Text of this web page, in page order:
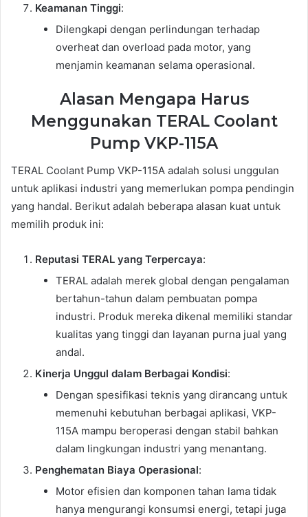
Keamanan Tinggi:
Dilengkapi dengan perlindungan terhadap
overheat dan overload pada motor, yang
menjamin keamanan selama operasional.
Alasan Mengapa Harus
Menggunakan TERAL Coolant
Pump VKP-115A
TERAL Coolant Pump VKP-115A adalah solusi unggulan
untuk aplikasi industri yang memerlukan pompa pendingin
yang handal. Berikut adalah beberapa alasan kuat untuk
memilih produk ini:
Reputasi TERAL yang Terpercaya:
TERAL adalah merek global dengan pengalaman
bertahun-tahun dalam pembuatan pompa
industri. Produk mereka dikenal memiliki standar
kualitas yang tinggi dan layanan purna jual yang
andal.
Kinerja Unggul dalam Berbagai Kondisi:
Dengan spesifikasi teknis yang dirancang untuk
memenuhi kebutuhan berbagai aplikasi, VKP-
115A mampu beroperasi dengan stabil bahkan
dalam lingkungan industri yang menantang.
Penghematan Biaya Operasional:
Motor efisien dan komponen tahan lama tidak
hanya mengurangi konsumsi energi, tetapi juga